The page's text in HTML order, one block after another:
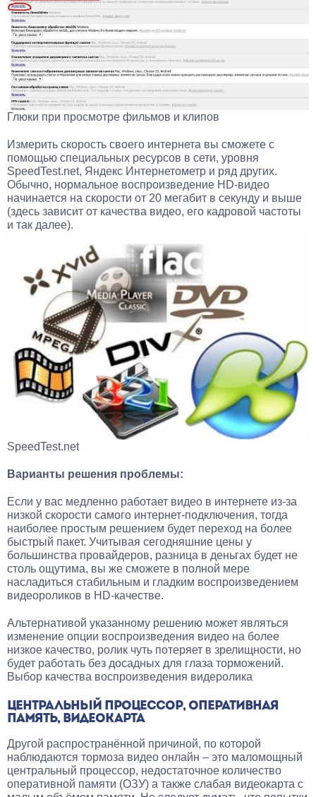
Глюки при просмотре фильмов и клипов
Измерить скорость своего интернета вы сможете с
помощью специальных ресурсов в сети, уровня
SpeedTest.net, Яндекс Интернетометр и ряд других.
Обычно, нормальное воспроизведение HD-видео
начинается на скорости от 20 мегабит в секунду и выше
(здесь зависит от качества видео, его кадровой частоты
и так далее).
SpeedTest.net
Варианты решения проблемы:
Если у вас медленно работает видео в интернете из-за
низкой скорости самого интернет-подключения, тогда
наиболее простым решением будет переход на более
быстрый пакет. Учитывая сегодняшние цены у
большинства провайдеров, разница в деньгах будет не
столь ощутима, вы же сможете в полной мере
насладиться стабильным и гладким воспроизведением
видеороликов в HD-качестве.
Альтернативой указанному решению может являться
изменение опции воспроизведения видео на более
низкое качество, ролик чуть потеряет в зрелищности, но
будет работать без досадных для глаза торможений.
Выбор качества воспроизведения видеролика
ЦЕНТРАЛЬНЫЙ ПРОЦЕССОР, ОПЕРАТИВНАЯ
ПАМЯТЬ, ВИДЕОКАРТА
Другой распространённой причиной, по которой
наблюдаются тормоза видео онлайн – это маломощный
центральный процессор, недостаточное количество
оперативной памяти (ОЗУ) а также слабая видеокарта с